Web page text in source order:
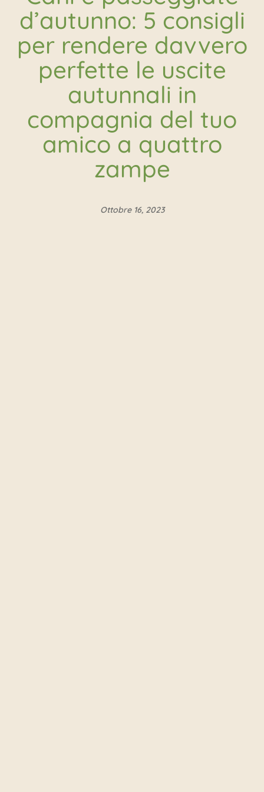
d’autunno: 5 consigli
per rendere davvero
perfette le uscite
autunnali in
compagnia del tuo
amico a quattro
zampe
Ottobre 16, 2023